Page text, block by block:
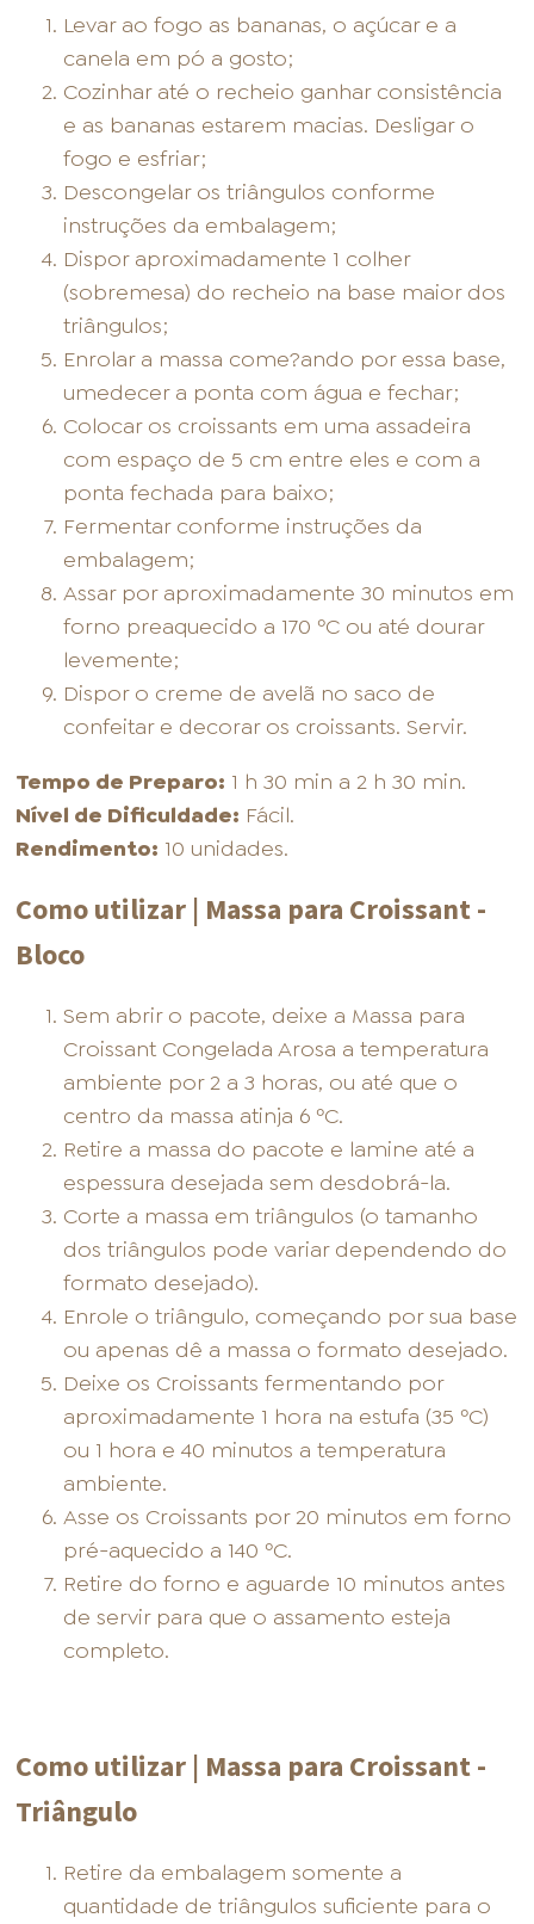
Levar ao fogo as bananas, o açúcar e a
canela em pó a gosto;
Cozinhar até o recheio ganhar consistência
e as bananas estarem macias. Desligar o
fogo e esfriar;
Descongelar os triângulos conforme
instruções da embalagem;
Dispor aproximadamente 1 colher
(sobremesa) do recheio na base maior dos
triângulos;
Enrolar a massa come?ando por essa base,
umedecer a ponta com água e fechar;
Colocar os croissants em uma assadeira
com espaço de 5 cm entre eles e com a
ponta fechada para baixo;
Fermentar conforme instruções da
embalagem;
Assar por aproximadamente 30 minutos em
forno preaquecido a 170 ºC ou até dourar
levemente;
Dispor o creme de avelã no saco de
confeitar e decorar os croissants. Servir.
Tempo de Preparo: 1 h 30 min a 2 h 30 min.
Nível de Dificuldade: Fácil.
Rendimento: 10 unidades.
Como utilizar | Massa para Croissant -
Bloco
Sem abrir o pacote, deixe a Massa para
Croissant Congelada Arosa a temperatura
ambiente por 2 a 3 horas, ou até que o
centro da massa atinja 6 ºC.
Retire a massa do pacote e lamine até a
espessura desejada sem desdobrá-la.
Corte a massa em triângulos (o tamanho
dos triângulos pode variar dependendo do
formato desejado).
Enrole o triângulo, começando por sua base
ou apenas dê a massa o formato desejado.
Deixe os Croissants fermentando por
aproximadamente 1 hora na estufa (35 ºC)
ou 1 hora e 40 minutos a temperatura
ambiente.
Asse os Croissants por 20 minutos em forno
pré-aquecido a 140 ºC.
Retire do forno e aguarde 10 minutos antes
de servir para que o assamento esteja
completo.
Como utilizar | Massa para Croissant -
Triângulo
Retire da embalagem somente a
quantidade de triângulos suficiente para o